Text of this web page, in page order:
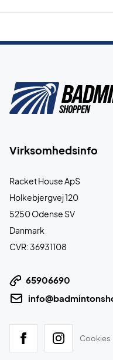
Virksomhedsinfo
Racket House ApS
Holkebjergvej 120
5250 Odense SV
Danmark
CVR: 36931108
65906690
Cookies